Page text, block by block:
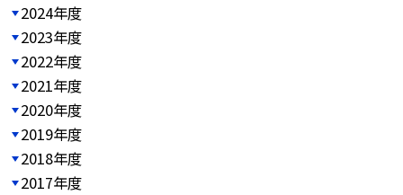
2024年度
2023年度
2022年度
2021年度
2020年度
2019年度
2018年度
2017年度